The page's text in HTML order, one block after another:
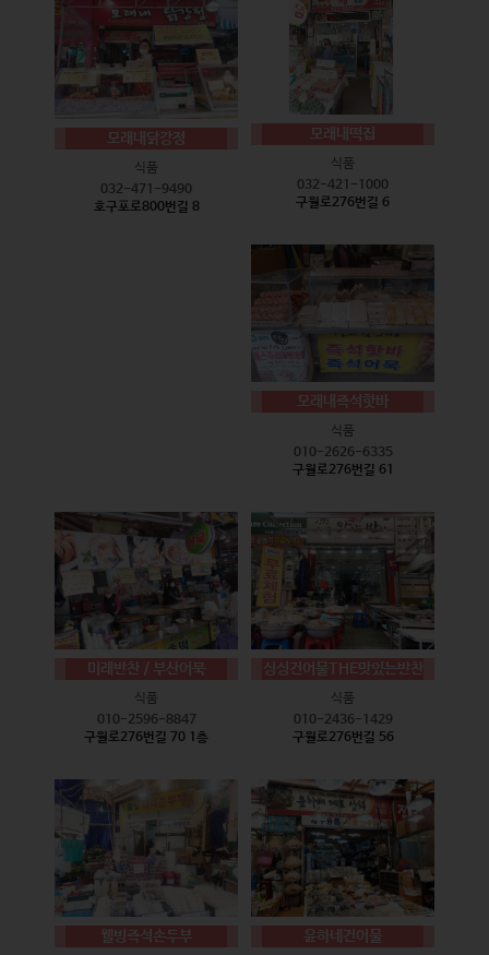
모래내닭강정
식품
032-471-9490
호구포로800번길 8
모래내떡집
식품
032-421-1000
구월로276번길 6
모래내즉석핫바
식품
010-2626-6335
구월로276번길 61
미래반찬 / 부산어묵
식품
010-2596-8847
구월로276번길 70 1층
싱싱건어물THE맛있는반찬
식품
010-2436-1429
구월로276번길 56
웰빙즉석손두부 윤하네건어물